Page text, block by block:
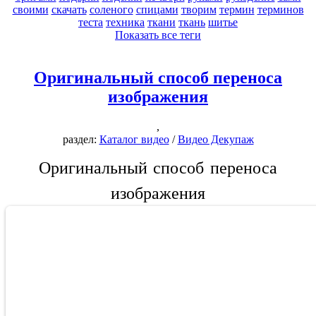
своими скачать соленого спицами творим термин терминов
теста техника ткани ткань шитье
Показать все теги
Оригинальный способ переноса
изображения
,
раздел: Каталог видео/Видео Декупаж
Оригинальный способ переноса
изображения